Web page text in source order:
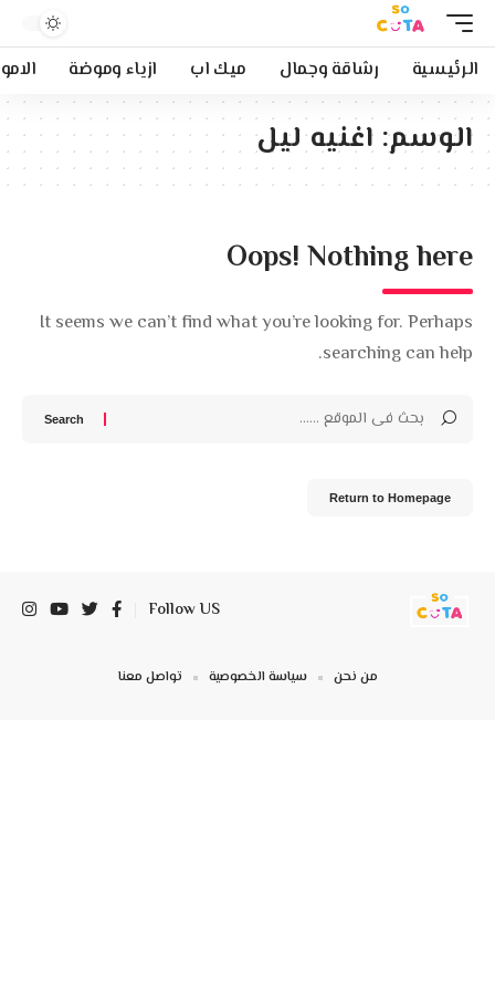
الرئيسية رشاقة وجمال ميك اب ازياء وموضة
الوسم: اغنيه ليل
Oops! Nothing here
It seems we can’t find what you’re looking for. Perhaps
searching can help.
Return to Homepage
Follow US
من نحن سياسة الخصوصية تواصل معنا